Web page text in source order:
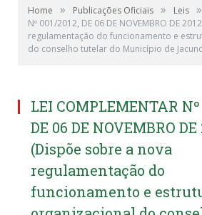
Home » Publicações Oficiais » Leis »
Nº 001/2012, DE 06 DE NOVEMBRO DE
regulamentação do funcionamento e
do conselho tutelar do Município de
LEI COMPLEMENTAR Nº
DE 06 DE NOVEMBRO DE
(Dispõe sobre a nova
regulamentação do
funcionamento e